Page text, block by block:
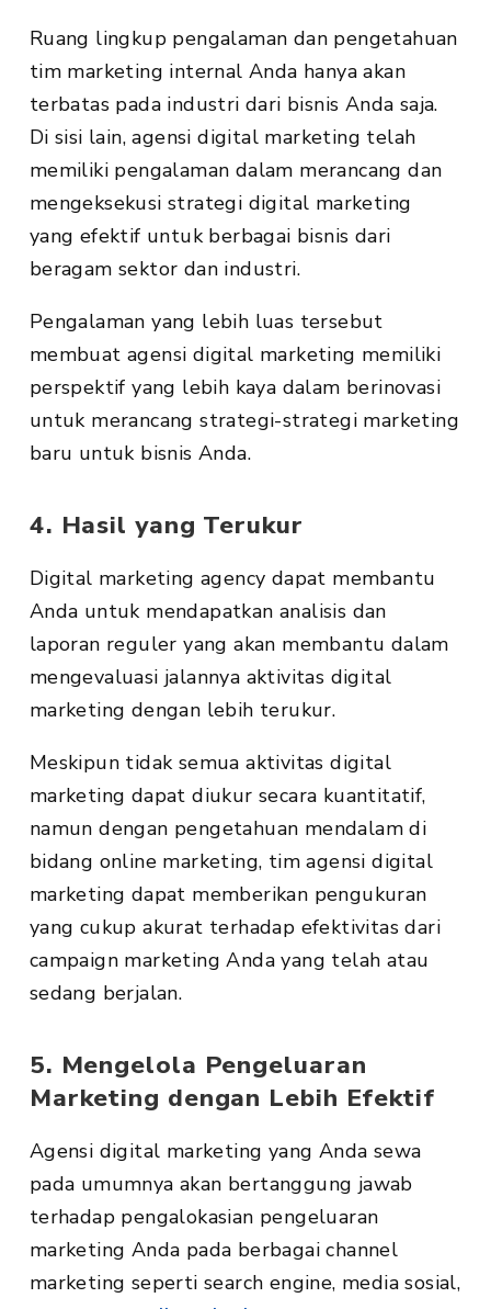
Ruang lingkup pengalaman dan pengetahuan
tim marketing internal Anda hanya akan
terbatas pada industri dari bisnis Anda saja.
Di sisi lain, agensi digital marketing telah
memiliki pengalaman dalam merancang dan
mengeksekusi strategi digital marketing
yang efektif untuk berbagai bisnis dari
beragam sektor dan industri.
Pengalaman yang lebih luas tersebut
membuat agensi digital marketing memiliki
perspektif yang lebih kaya dalam berinovasi
untuk merancang strategi-strategi marketing
baru untuk bisnis Anda.
4. Hasil yang Terukur
Digital marketing agency dapat membantu
Anda untuk mendapatkan analisis dan
laporan reguler yang akan membantu dalam
mengevaluasi jalannya aktivitas digital
marketing dengan lebih terukur.
Meskipun tidak semua aktivitas digital
marketing dapat diukur secara kuantitatif,
namun dengan pengetahuan mendalam di
bidang online marketing, tim agensi digital
marketing dapat memberikan pengukuran
yang cukup akurat terhadap efektivitas dari
campaign marketing Anda yang telah atau
sedang berjalan.
5. Mengelola Pengeluaran
Marketing dengan Lebih Efektif
Agensi digital marketing yang Anda sewa
pada umumnya akan bertanggung jawab
terhadap pengalokasian pengeluaran
marketing Anda pada berbagai channel
marketing seperti search engine, media sosial,